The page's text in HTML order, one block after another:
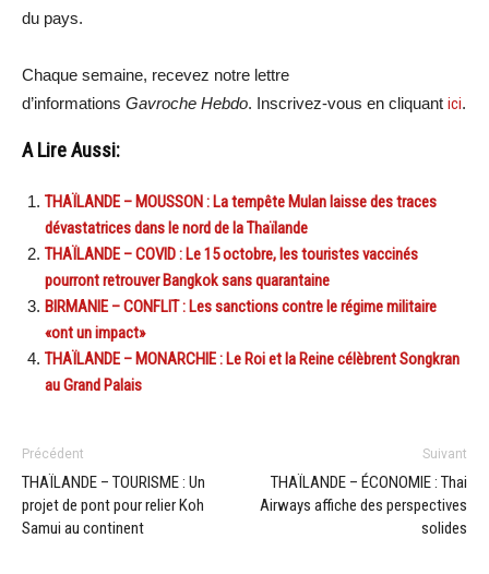
du pays.
Chaque semaine, recevez notre lettre
d’informations Gavroche Hebdo. Inscrivez-vous en cliquant ici.
A Lire Aussi:
THAÏLANDE – MOUSSON : La tempête Mulan laisse des traces
dévastatrices dans le nord de la Thaïlande
THAÏLANDE – COVID : Le 15 octobre, les touristes vaccinés
pourront retrouver Bangkok sans quarantaine
BIRMANIE – CONFLIT : Les sanctions contre le régime militaire
«ont un impact»
THAÏLANDE – MONARCHIE : Le Roi et la Reine célèbrent Songkran
au Grand Palais
Précédent
THAÏLANDE – TOURISME : Un
projet de pont pour relier Koh
Samui au continent
Suivant
THAÏLANDE – ÉCONOMIE : Thai
Airways affiche des perspectives
solides